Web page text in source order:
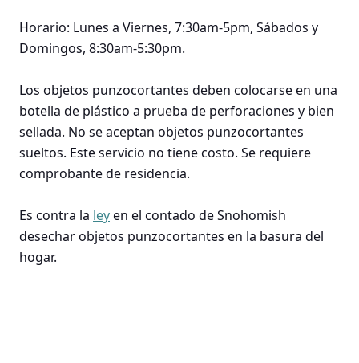
Horario: Lunes a Viernes, 7:30am-5pm, Sábados y
Domingos, 8:30am-5:30pm.
Los objetos punzocortantes deben colocarse en una
botella de plástico a prueba de perforaciones y bien
sellada. No se aceptan objetos punzocortantes
sueltos. Este servicio no tiene costo. Se requiere
comprobante de residencia.
Es contra la leyen el contado de Snohomish
desechar objetos punzocortantes en la basura del
hogar.